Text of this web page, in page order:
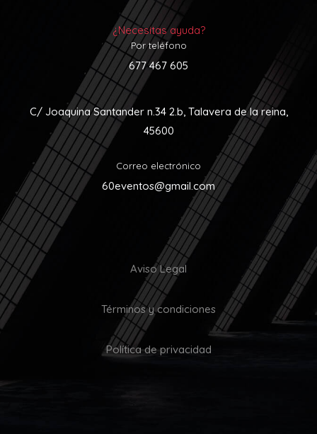
¿Necesitas ayuda?
Por teléfono
677 467 605
C/ Joaquina Santander n.34 2.b, Talavera de la reina,
45600
Correo electrónico
60eventos@gmail.com
Aviso Legal
Términos y condiciones
Política de privacidad